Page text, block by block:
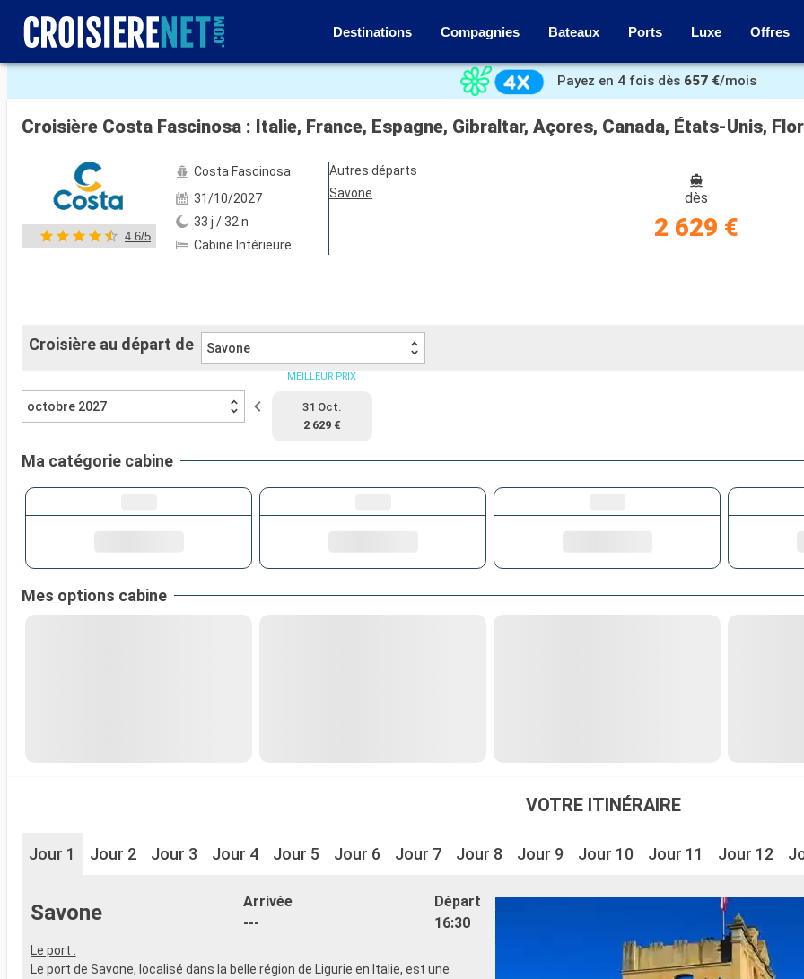
Destinations Compagnies Bateaux Ports Luxe Offres
Voir les 59 autres photos
Payez en 4 fois dès 657 €/mois
4.6/5
Costa Fascinosa
31/10/2027
33 j / 32 n
Cabine Intérieure
Autres départs
Savone
dès
2 629 €
Croisière au départ de Savone
octobre 2027
MEILLEUR PRIX
31 Oct.
2 629 €
Ma catégorie cabine
Mes options cabine
VOTRE ITINÉRAIRE
Jour 1 Jour 2 Jour 3 Jour 4 Jour 5 Jour 6 Jour 7 Jour 8 Jour 9 Jour 10 Jour 11 Jour 12
Savone
Arrivée
---
Départ
16:30
Le port :
Le port de Savone, localisé dans la belle région de Ligurie en Italie, est une